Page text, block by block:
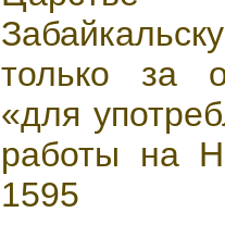
только за
«для
работы на
1595